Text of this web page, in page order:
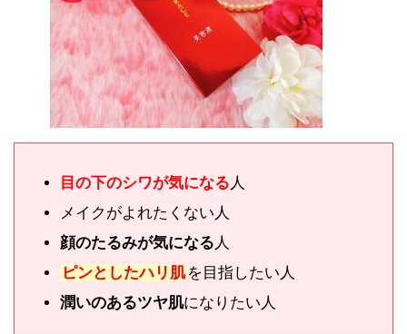
目の下のシワが気になる 人
メイクがよれたくない人
顔のたるみが気になる 人
ピンとしたハリ肌 を目指したい人
潤いのあるツヤ肌になりたい人